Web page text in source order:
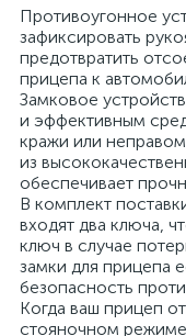
Противоугонное
зафиксировать
предотвратить
прицепа к
Замковое
и эффективным
кражи или
из
обеспечивает
В комплект
входят два ключа,
ключ в случае
замки для прицепа
безопасность
Когда ваш прицеп
стояночном